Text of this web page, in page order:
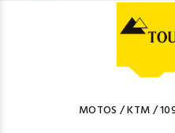
MOTOS /KTM/